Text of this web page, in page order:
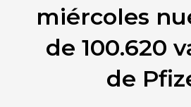
miércoles
de 100.620
de